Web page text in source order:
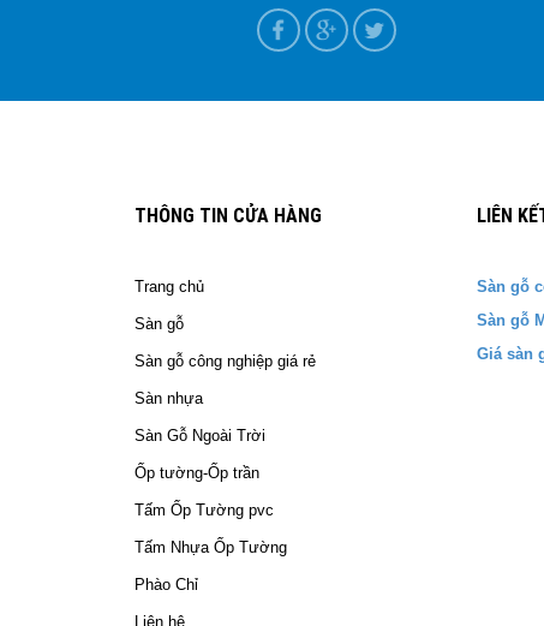
THÔNG TIN CỬA HÀNG
Trang chủ
Sàn gỗ
Sàn gỗ công nghiệp giá rẻ
Sàn nhựa
Sàn Gỗ Ngoài Trời
Ốp tường-Ốp trần
Tấm Ốp Tường pvc
Tấm Nhựa Ốp Tường
Phào Chỉ
Liên hệ
LIÊN
Sàn gỗ
Sàn gỗ
Giá sàn